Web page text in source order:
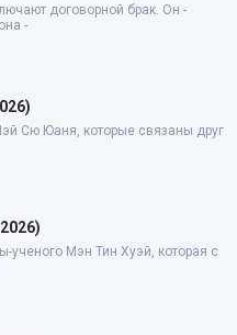
договорной брак. Он -
-
Сю Юаня, которые связаны друг
ученого Мэн Тин Хуэй, которая с